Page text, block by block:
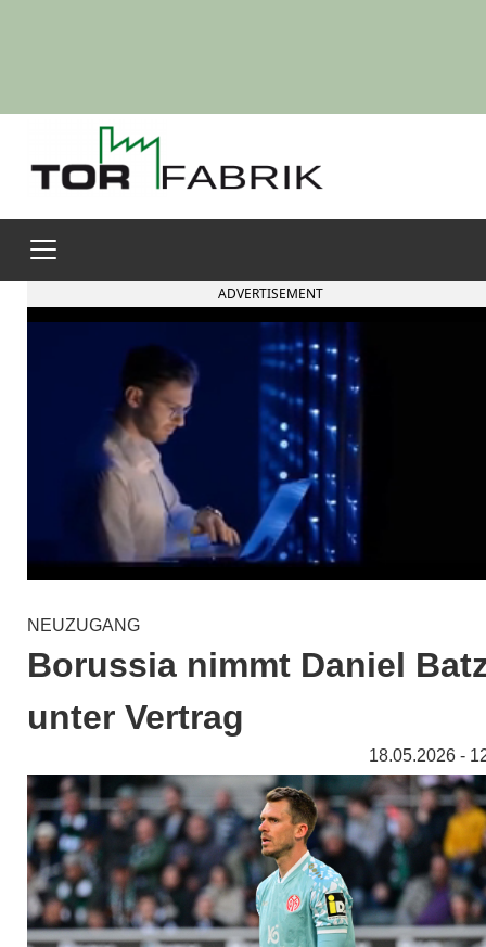
ADVERTISEMENT
NEUZUGANG
Borussia nimmt Daniel
unter Vertrag
18.05.2026 -